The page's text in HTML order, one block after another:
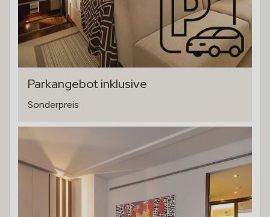
Parkangebot inklusive
Sonderpreis